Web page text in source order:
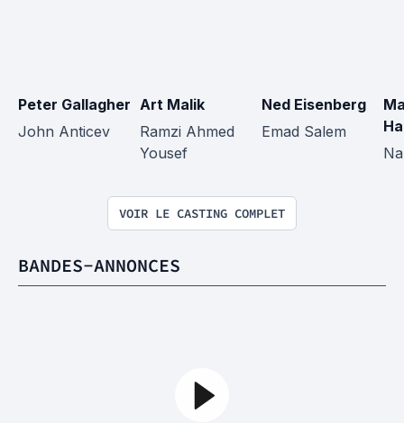
Peter Gallagher
John Anticev
Art Malik
Ramzi Ahmed
Yousef
Ned Eisenberg
Emad Salem
VOIR LE CASTING COMPLET
BANDES-ANNONCES